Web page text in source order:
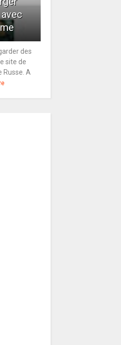
des
site de
Russe. A